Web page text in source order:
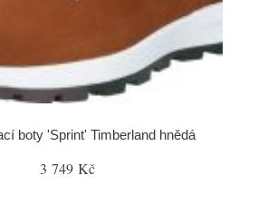
boty 'Sprint' Timberland hnědá
3 749 Kč